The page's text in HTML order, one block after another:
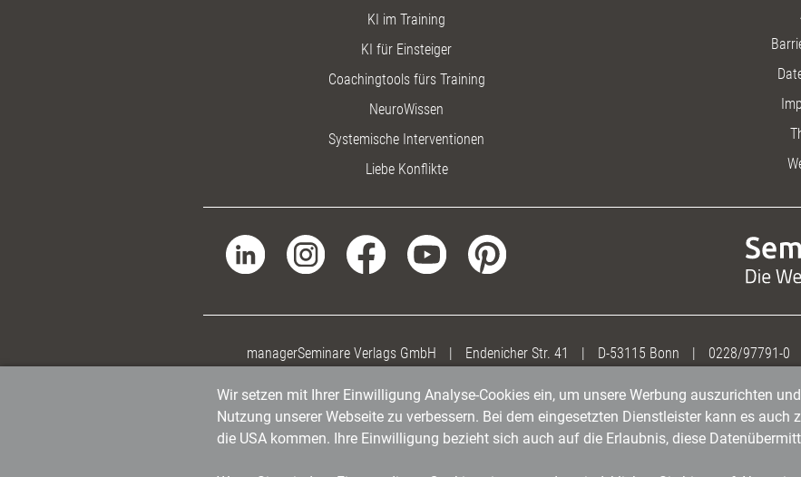
KI im Training
KI für Einsteiger
Coachingtools fürs Training
NeuroWissen
Systemische Interventionen
Liebe Konflikte
managerSeminare Verlags GmbH | Endenicher Str. 41 | D-53115 Bonn | 0228/97791-0
Wir setzen mit Ihrer Einwilligung Analyse-Cookies ein, um unsere Werbung auszurichten
Nutzung unserer Webseite zu verbessern. Bei dem eingesetzten Dienstleister kann es auch
die USA kommen. Ihre Einwilligung bezieht sich auch auf die Erlaubnis, diese